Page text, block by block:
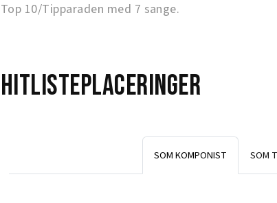
Top 10/Tipparaden med 7 sange.
Hitlisteplaceringer
SOM KOMPONIST SOM